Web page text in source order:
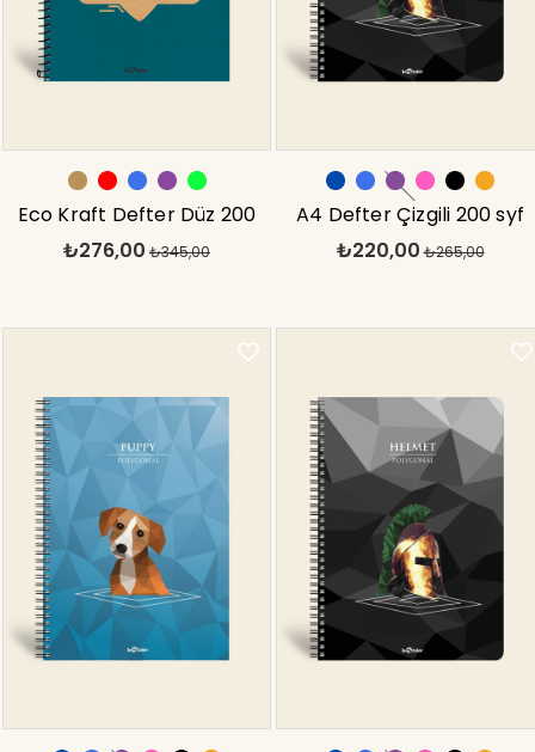
Eco Kraft Defter Düz 200
syf Mavi 17x24 cm
₺276,00 ₺345,00
A4 Defter Çizgili 200 syf
Stay Energy
₺220,00 ₺265,00